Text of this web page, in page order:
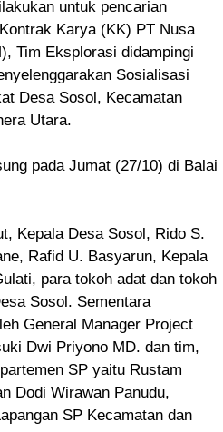
untuk pencarian
Karya (KK) PT Nusa
Tim Eksplorasi didampingi
Sosialisasi
Desa Sosol, Kecamatan
Utara.
pada Jumat (27/10) di Balai
Kepala Desa Sosol, Rido S.
Rafid U. Basyarun, Kepala
para tokoh adat dan tokoh
Sosol. Sementara
General Manager Project
Dwi Priyono MD. dan tim,
SP yaitu Rustam
Dodi Wirawan Panudu,
SP Kecamatan dan